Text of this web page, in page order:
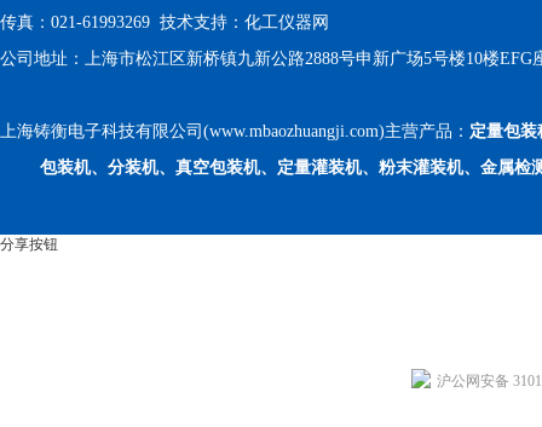
传真：021-61993269 技术支持： 化工仪器网
公司地址：上海市松江区新桥镇九新公路2888号申新广场5号楼10楼EFG
上海铸衡电子科技有限公司(www.mbaozhuangji.com)主营产品： 定量包装
包装机、分装机、真空包装机、定量灌装机、粉末灌装机、金属检
分享按钮
沪公网安备